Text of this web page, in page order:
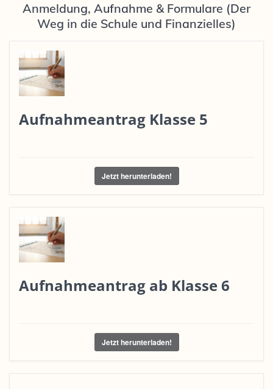
Anmeldung, Aufnahme & Formulare (Der
Weg in die Schule und Finanzielles)
Aufnahmeantrag Klasse 5
Jetzt herunterladen!
Aufnahmeantrag ab Klasse 6
Jetzt herunterladen!